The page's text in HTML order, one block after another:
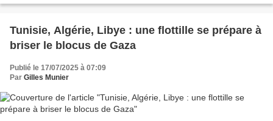
Tunisie, Algérie, Libye : une flottille se prépare à
briser le blocus de Gaza
Publié le 17/07/2025 à 07:09
Par Gilles Munier